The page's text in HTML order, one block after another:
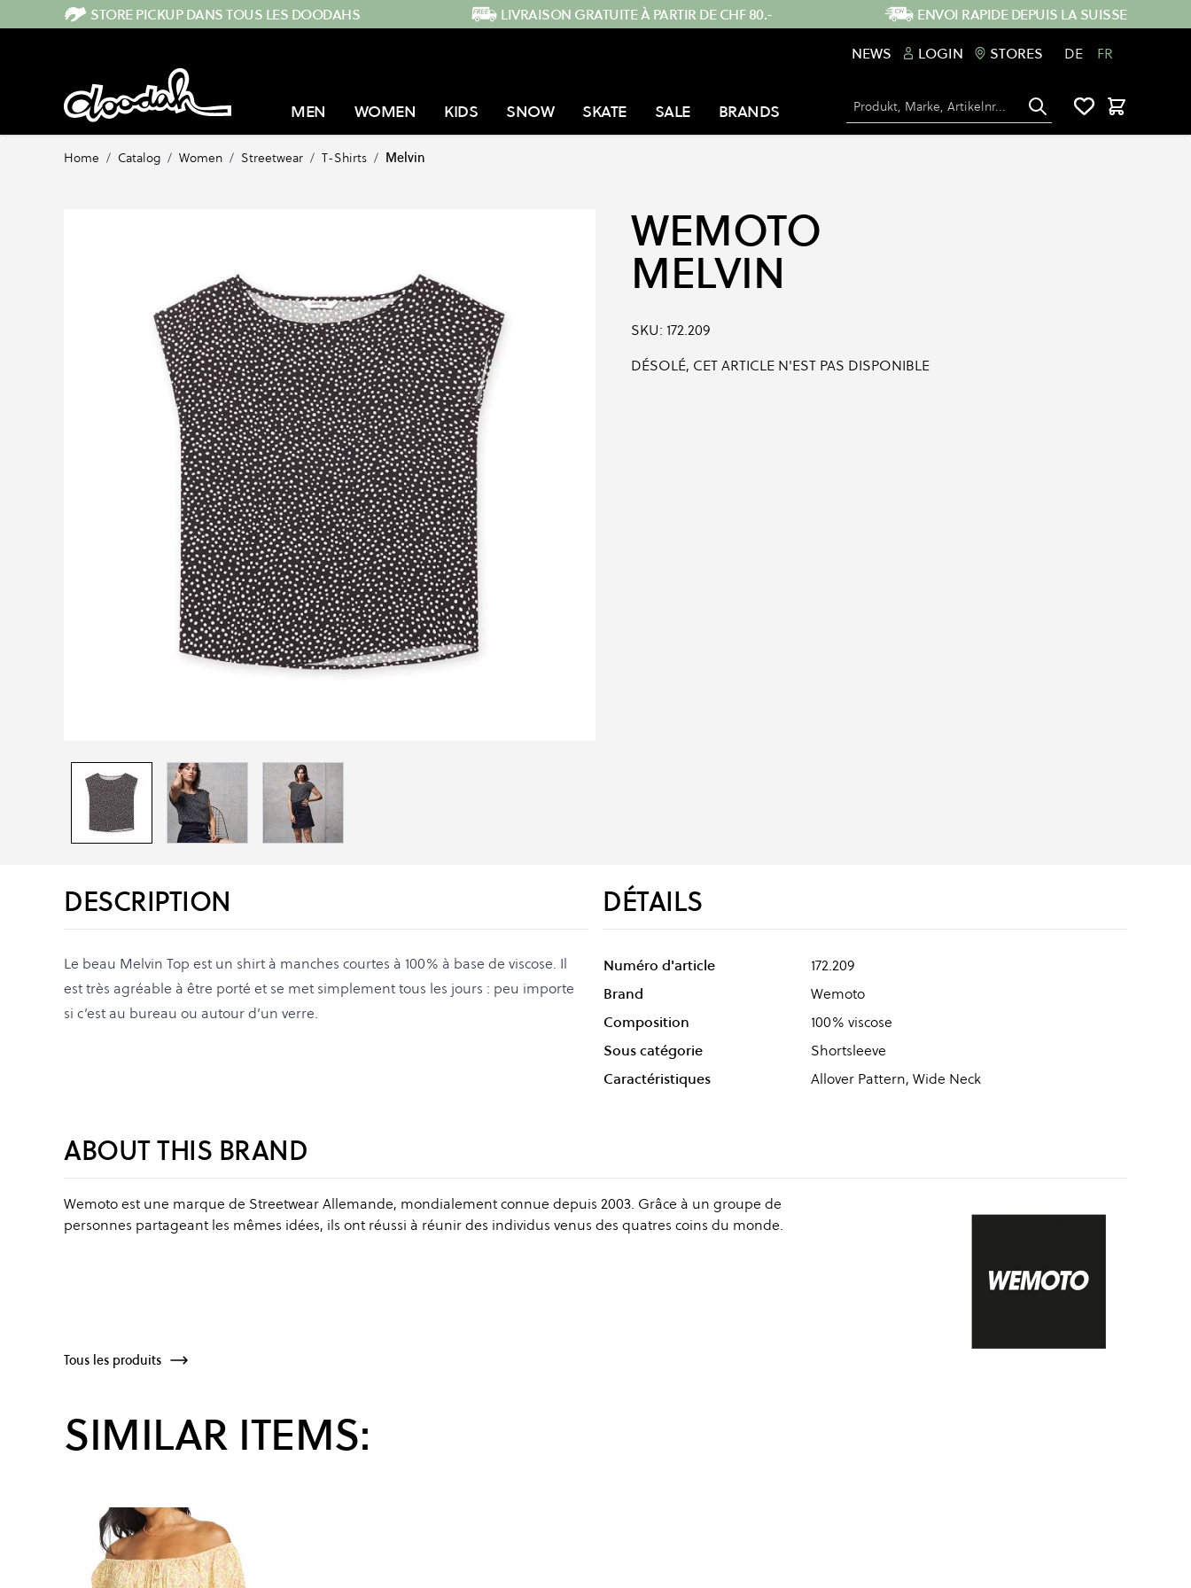
Skip to ContentSTORE PICKUP DANS TOUS LES DOODAHS LIVRAISON GRATUITE À PARTIR DE CHF 80.-
ENVOI RAPIDE DEPUIS LA SUISSE
NEWS
LOGIN STORES DE FR
MEN WOMEN KIDS SNOW SKATE SALE BRANDS Chercher Panier
Home / Catalog / Women / Streetwear / T-Shirts / Melvin
WEMOTO
MELVIN
SKU: 172.209
DÉSOLÉ, CET ARTICLE N'EST PAS DISPONIBLE
DESCRIPTION
Le beau Melvin Top est un shirt à manches courtes à 100% à base de viscose. Il
est très agréable à être porté et se met simplement tous les jours : peu importe
si c’est au bureau ou autour d’un verre.
DÉTAILS
Numéro d'article
172.209
Brand
Wemoto
Composition
100% viscose
Sous catégorie
Shortsleeve
Caractéristiques
Allover Pattern, Wide Neck
ABOUT THIS BRAND
Wemoto est une marque de Streetwear Allemande, mondialement connue depuis 2003. Grâce à un groupe de
personnes partageant les mêmes idées, ils ont réussi à réunir des individus venus des quatres coins du monde.
Tous les produits
SIMILAR ITEMS: